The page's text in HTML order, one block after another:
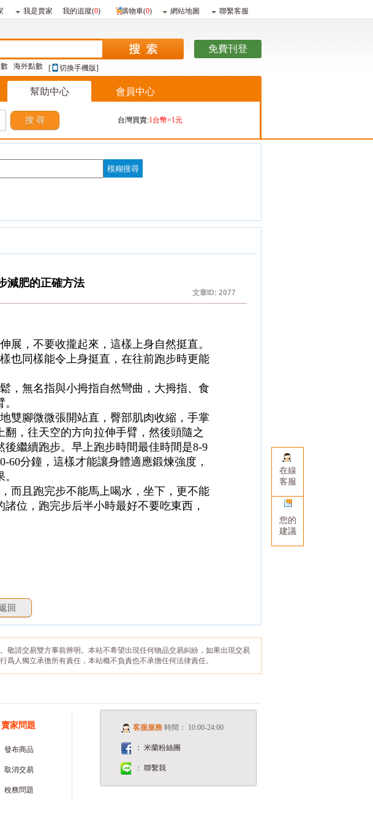
我是賣家 我的追蹤(0) 購物車(0) 網站地圖 聯繫客服
海外點數 [ 切換手機版]
免費刊登
幫助中心 會員中心
台灣買賣:1台幣=1元
香港購買:1港幣=4.09元
減肥的正確方法
文章ID: 2077
展，不要收攏起來，這樣上身自然挺直。
也同樣能令上身挺直，在往前跑步時更能
，無名指與小拇指自然彎曲，大拇指、食
雙腳微微張開站直，臀部肌肉收縮，手掌
，往天空的方向拉伸手臂，然後頭隨之
繼續跑步。早上跑步時間最佳時間是8-9
60分鐘，這樣才能讓身體適應鍛煉強度，
而且跑完步不能馬上喝水，坐下，更不能
位，跑完步后半小時最好不要吃東西，
在線
客服
您的
建議
敬請交易雙方事前辨明。本站不希望出現任何物品交易糾紛，如果出現交易
人獨立承擔所有責任，本站概不負責也不承擔任何法律責任。
賣家問題
發布商品
取消交易
稅務問題
客服服務時間： 10:00-24:00
： 米蘭粉絲團
： 聯繫我